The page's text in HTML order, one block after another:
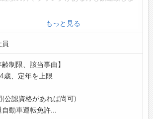
経験の方には丁寧に基本から教育させて頂
す。
人の希望や適性を踏まえて担当現場を決
します。
階的に業務をお任せしますのでご安心くだ
。
や今後のスケジュール等はお気軽にご連
ださい。
もっと見る
員
齢制限、該当事由】
歳、定年を上限
(公認資格があれば尚可)
自動車運転免許...